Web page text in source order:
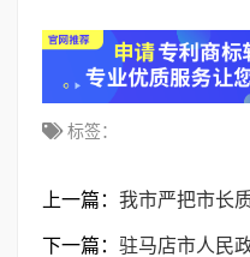
标签：
上一篇： 我市严把市长
下一篇： 驻马店市人民